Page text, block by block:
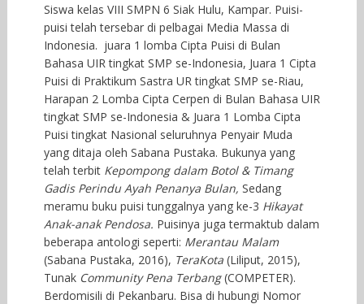
Siswa kelas VIII SMPN 6 Siak Hulu, Kampar. Puisi-
puisi telah tersebar di pelbagai Media Massa di
Indonesia. juara 1 lomba Cipta Puisi di Bulan
Bahasa UIR tingkat SMP se-Indonesia, Juara 1 Cipta
Puisi di Praktikum Sastra UR tingkat SMP se-Riau,
Harapan 2 Lomba Cipta Cerpen di Bulan Bahasa UIR
tingkat SMP se-Indonesia & Juara 1 Lomba Cipta
Puisi tingkat Nasional seluruhnya Penyair Muda
yang ditaja oleh Sabana Pustaka. Bukunya yang
telah terbit Kepompong dalam Botol & Timang
Gadis Perindu Ayah Penanya Bulan, Sedang
meramu buku puisi tunggalnya yang ke-3 Hikayat
Anak-anak Pendosa. Puisinya juga termaktub dalam
beberapa antologi seperti: Merantau Malam
(Sabana Pustaka, 2016), TeraKota(Liliput, 2015),
Tunak Community Pena Terbang(COMPETER).
Berdomisili di Pekanbaru. Bisa di hubungi Nomor